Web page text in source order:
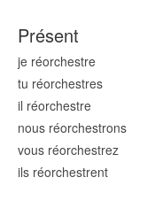
Présent
je réorchestre
tu réorchestres
il réorchestre
nous réorchestrons
vous réorchestrez
ils réorchestrent